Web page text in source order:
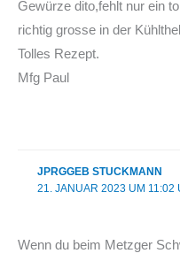
Gewürze dito,fehlt nur ein
richtig grosse in der
Tolles Rezept.
Mfg Paul
JPRGGEB STUCKMANN
21. JANUAR 2023 UM 11:02
Wenn du beim Metzger